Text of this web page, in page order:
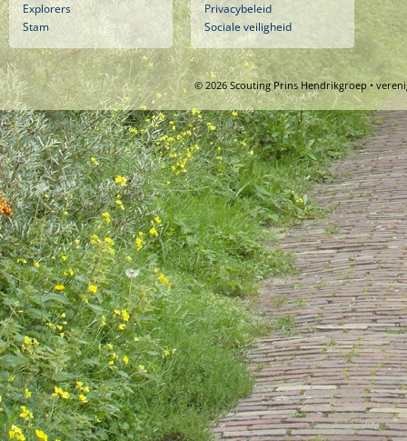
Explorers
Stam
Privacybeleid
Sociale veiligheid
© 2026 Scouting Prins Hendrikgroep •